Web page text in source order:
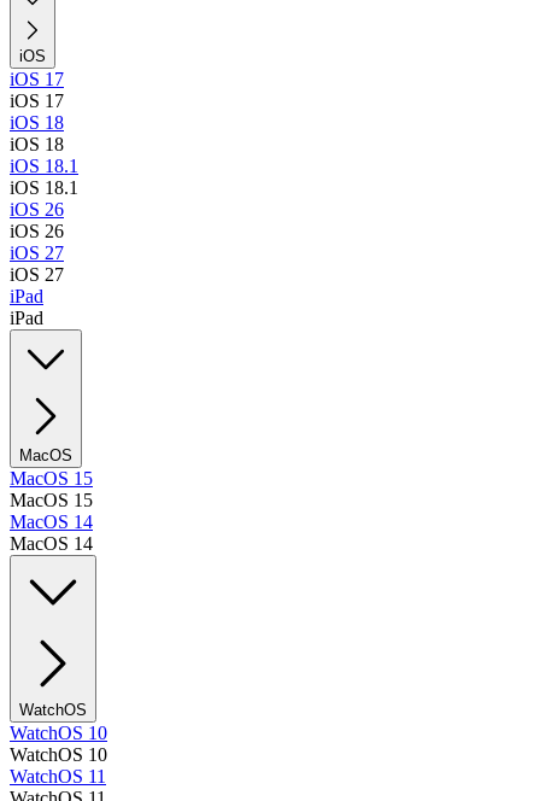
iOS
iOS 17
iOS 17
iOS 18
iOS 18
iOS 18.1
iOS 18.1
iOS 26
iOS 26
iOS 27
iOS 27
iPad
iPad
MacOS
MacOS 15
MacOS 15
MacOS 14
MacOS 14
WatchOS
WatchOS 10
WatchOS 10
WatchOS 11